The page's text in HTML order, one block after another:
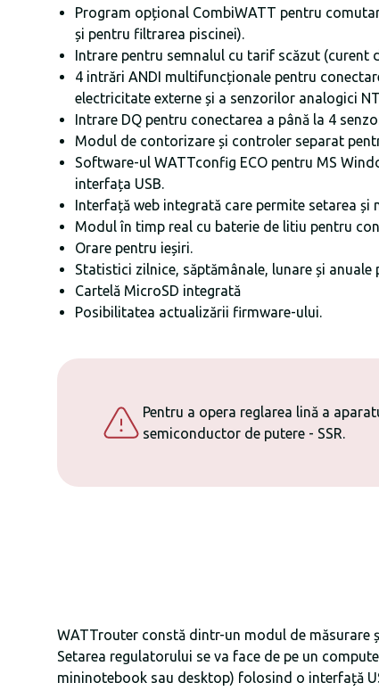
Program opțional CombiWATT pentru
și pentru filtrarea piscinei).
Intrare pentru semnalul cu tarif scăzut
4 intrări ANDI multifuncționale pentru
electricitate externe și a senzorilor analogici
Intrare DQ pentru conectarea a până la 4
Modul de contorizare și controler separat
Software-ul WATTconfig ECO pentru MS
interfața USB.
Interfață web integrată care permite setarea
Modul în timp real cu baterie de litiu pentru
Orare pentru ieșiri.
Statistici zilnice, săptămânale, lunare și
Cartelă MicroSD integrată
Posibilitatea actualizării firmware-ului.
Pentru a opera reglarea lină a
semiconductor de putere - SSR.
WATTrouter constă dintr-un modul de măsurare
Setarea regulatorului se va face de pe un
mininotebook sau desktop) folosind o interfață